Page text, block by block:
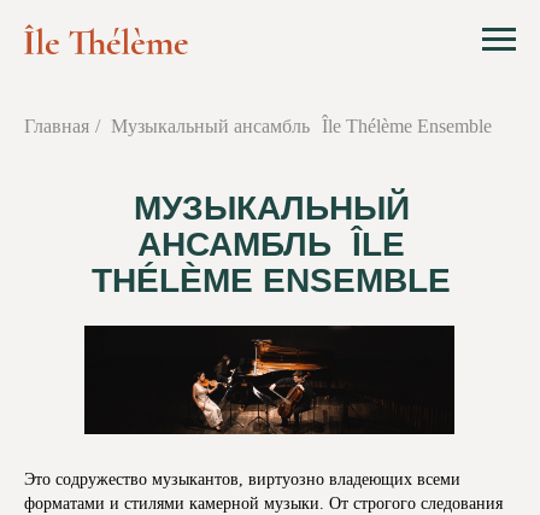
Главная / Музыкальный ансамбль Île Thélème Ensemble
МУЗЫКАЛЬНЫЙ
АНСАМБЛЬ ÎLE
THÉLÈME ENSEMBLE
Это содружество музыкантов, виртуозно владеющих всеми
форматами и стилями камерной музыки. От строгого следования